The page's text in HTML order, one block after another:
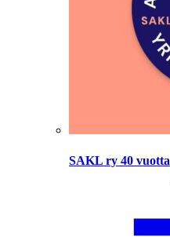
SAKL ry 40 vuotta